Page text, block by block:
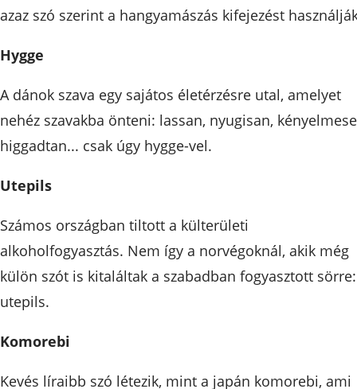
azaz szó szerint a hangyamászás kifejezést
Hygge
A dánok szava egy sajátos életérzésre utal, amelyet
nehéz szavakba önteni: lassan, nyugisan,
higgadtan... csak úgy hygge-vel.
Utepils
Számos országban tiltott a külterületi
alkoholfogyasztás. Nem így a norvégoknál, akik még
külön szót is kitaláltak a szabadban fogyasztott sörre:
utepils.
Komorebi
Kevés líraibb szó létezik, mint a japán komorebi, ami